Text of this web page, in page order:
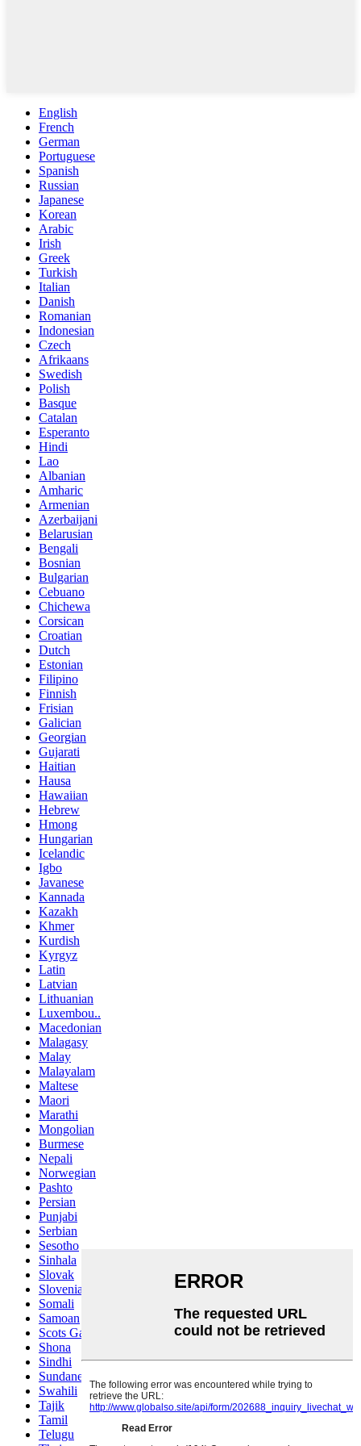
English
French
German
Portuguese
Spanish
Russian
Japanese
Korean
Arabic
Irish
Greek
Turkish
Italian
Danish
Romanian
Indonesian
Czech
Afrikaans
Swedish
Polish
Basque
Catalan
Esperanto
Hindi
Lao
Albanian
Amharic
Armenian
Azerbaijani
Belarusian
Bengali
Bosnian
Bulgarian
Cebuano
Chichewa
Corsican
Croatian
Dutch
Estonian
Filipino
Finnish
Frisian
Galician
Georgian
Gujarati
Haitian
Hausa
Hawaiian
Hebrew
Hmong
Hungarian
Icelandic
Igbo
Javanese
Kannada
Kazakh
Khmer
Kurdish
Kyrgyz
Latin
Latvian
Lithuanian
Luxembou..
Macedonian
Malagasy
Malay
Malayalam
Maltese
Maori
Marathi
Mongolian
Burmese
Nepali
Norwegian
Pashto
Persian
Punjabi
Serbian
Sesotho
Sinhala
Slovak
Slovenian
Somali
Samoan
Scots Gaelic
Shona
Sindhi
Sundanese
Swahili
Tajik
Tamil
Telugu